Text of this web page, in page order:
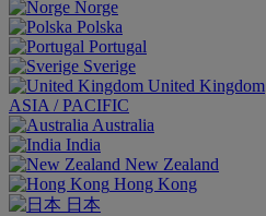
Norge
Polska
Portugal
Sverige
United Kingdom
ASIA / PACIFIC
Australia
India
New Zealand
Hong Kong
日本